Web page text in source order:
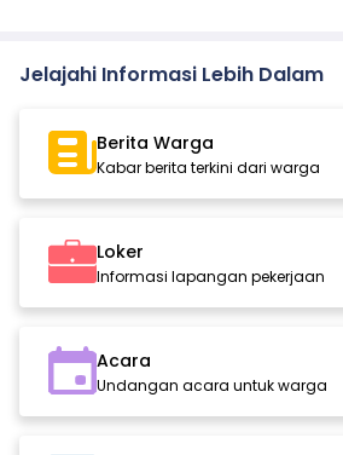
Jelajahi Informasi Lebih Dalam
Berita Warga
Kabar berita terkini dari warga
Loker
Informasi lapangan pekerjaan
Acara
Undangan acara untuk warga